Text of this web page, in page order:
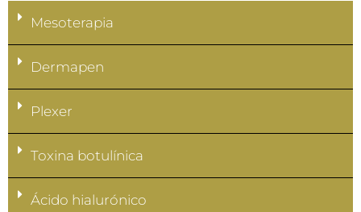
Mesoterapia
Dermapen
Plexer
Toxina botulínica
Ácido hialurónico